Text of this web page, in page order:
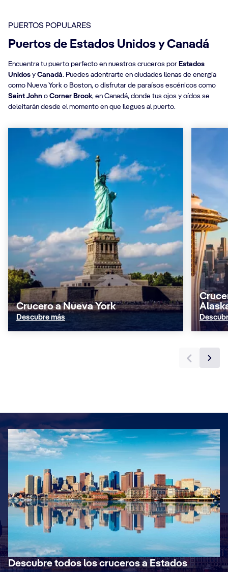
PUERTOS POPULARES
Puertos de Estados Unidos y Canadá
Encuentra tu puerto perfecto en nuestros cruceros por Estados
Unidos y Canadá. Puedes adentrarte en ciudades llenas de energía
como Nueva York o Boston, o disfrutar de paraísos escénicos como
Saint John o Corner Brook, en Canadá, donde tus ojos y oídos se
deleitarán desde el momento en que llegues al puerto.
Crucero a Nueva York
Descubre más
Descubre todos los cruceros a Estados